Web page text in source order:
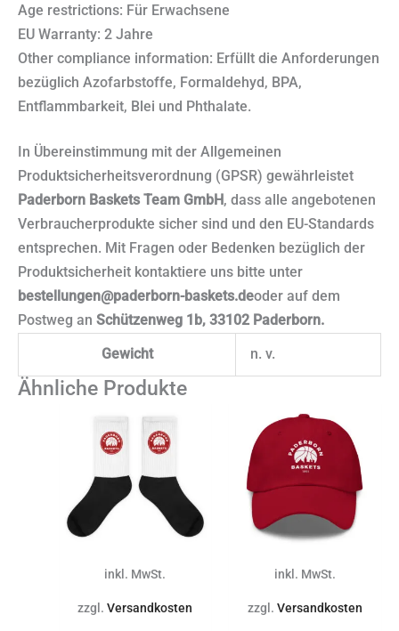
Age restrictions: Für Erwachsene
EU Warranty: 2 Jahre
Other compliance information: Erfüllt die Anforderungen
bezüglich Azofarbstoffe, Formaldehyd, BPA,
Entflammbarkeit, Blei und Phthalate.
In Übereinstimmung mit der Allgemeinen
Produktsicherheitsverordnung (GPSR) gewährleistet
Paderborn Baskets Team GmbH, dass alle angebotenen
Verbraucherprodukte sicher sind und den EU-Standards
entsprechen. Mit Fragen oder Bedenken bezüglich der
Produktsicherheit kontaktiere uns bitte unter
bestellungen@paderborn-baskets.deoder auf dem
Postweg an Schützenweg 1b, 33102 Paderborn.
Gewicht n. v.
Ähnliche Produkte
inkl. MwSt.
zzgl.Versandkosten
Produkt
mehrere
Varianten
auf.
Optionen
können
inkl. MwSt.
zzgl.Versandkosten
Produkt
weist
mehrere
Varianten
auf.
Optionen
können